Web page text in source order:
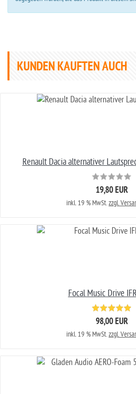
KUNDEN KAUFTEN AUCH
Renault Dacia alternativer
19,80 EUR
inkl. 19 % MwSt.zzgl.
Focal Music Drive
98,00 EUR
inkl. 19 % MwSt.zzgl.